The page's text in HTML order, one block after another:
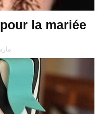
la mariée
مارس